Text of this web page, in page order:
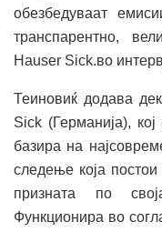
обезбедуваат
транспарентно,
Hauser Sick.во
Теиновиќ додава
Sick (Германија),
базира на
следење која
призната по
Функционира во